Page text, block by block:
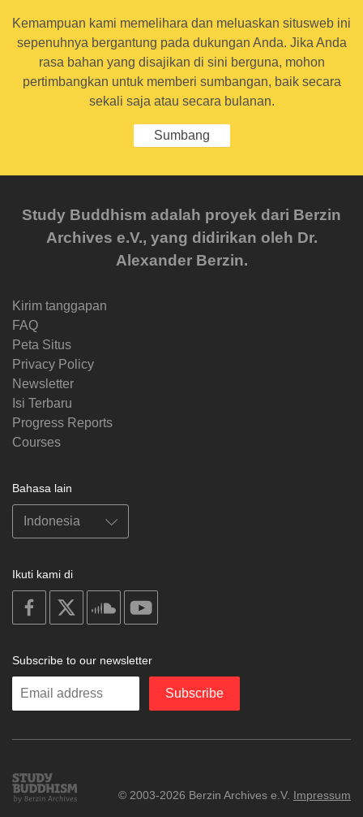
Kemampuan kami memelihara dan meluaskan situsweb ini
sepenuhnya bergantung pada dukungan Anda. Jika Anda
rasa bahan yang disajikan di sini berguna, mohon
pertimbangkan untuk memberi sumbangan, baik secara
sekali saja atau secara bulanan.
Sumbang
Study Buddhism adalah proyek dari Berzin
Archives e.V., yang didirikan oleh Dr.
Alexander Berzin.
Kirim tanggapan
FAQ
Peta Situs
Privacy Policy
Newsletter
Isi Terbaru
Progress Reports
Courses
Bahasa lain
Ikuti kami di
on
facebook
soundcloud
Subscribe to our newsletter
Enter
Subscribe
Study
Buddhism
© 2003-2026 Berzin Archives e.V. Impressum